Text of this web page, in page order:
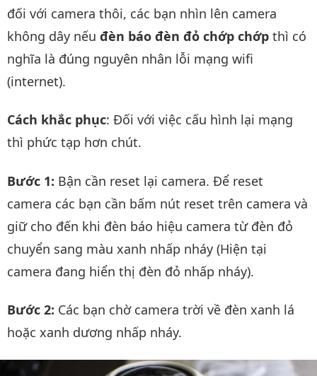
đối với camera thôi, các bạn nhìn lên camera
không dây nếu đèn báo đèn đỏ chớp chớp thì có
nghĩa là đúng nguyên nhân lỗi mạng wifi
(internet).
Cách khắc phục: Đối với việc cấu hình lại mạng
thì phức tạp hơn chút.
Bước 1: Bận cần reset lại camera. Để reset
camera các bạn cần bấm nút reset trên camera và
giữ cho đến khi đèn báo hiệu camera từ đèn đỏ
chuyển sang màu xanh nhấp nháy (Hiện tại
camera đang hiển thị đèn đỏ nhấp nháy).
Bước 2: Các bạn chờ camera trời về đèn xanh lá
hoặc xanh dương nhấp nháy.